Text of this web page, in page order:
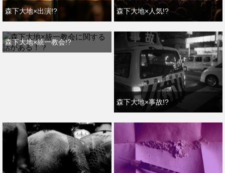
森下大地×出演!? 森下大地×人気!?
森下大地×統一教会!?
森下大地×事故!?